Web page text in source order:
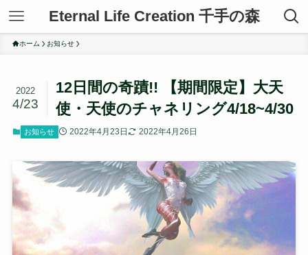
Eternal Life Creation 千手の森
ホーム お知らせ
12日間の奇蹟!! 【期間限定】大天
使・天使のチャネリング4/18~4/30
2022
4/23
お知らせ 2022年4月23日 2022年4月26日